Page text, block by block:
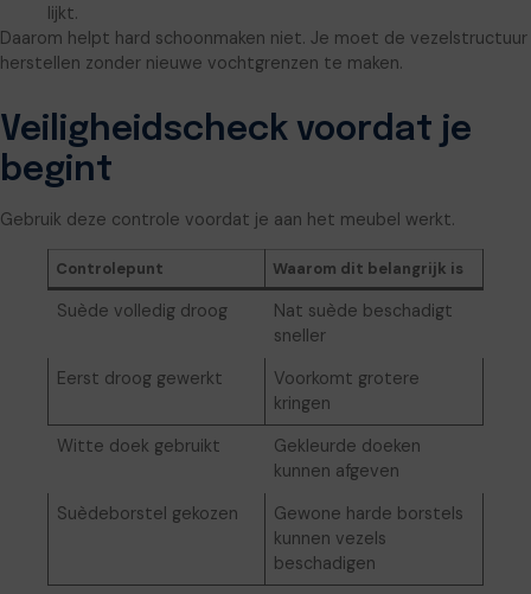
lijkt.
Daarom helpt hard schoonmaken niet. Je moet de vezelstructuur
herstellen zonder nieuwe vochtgrenzen te maken.
Veiligheidscheck voordat je
begint
Gebruik deze controle voordat je aan het meubel werkt.
Controlepunt Waarom dit belangrijk is
Suède volledig droog
Nat suède beschadigt
sneller
Eerst droog gewerkt
Voorkomt grotere
kringen
Witte doek gebruikt
Gekleurde doeken
kunnen afgeven
Suèdeborstel gekozen
Gewone harde borstels
kunnen vezels
beschadigen